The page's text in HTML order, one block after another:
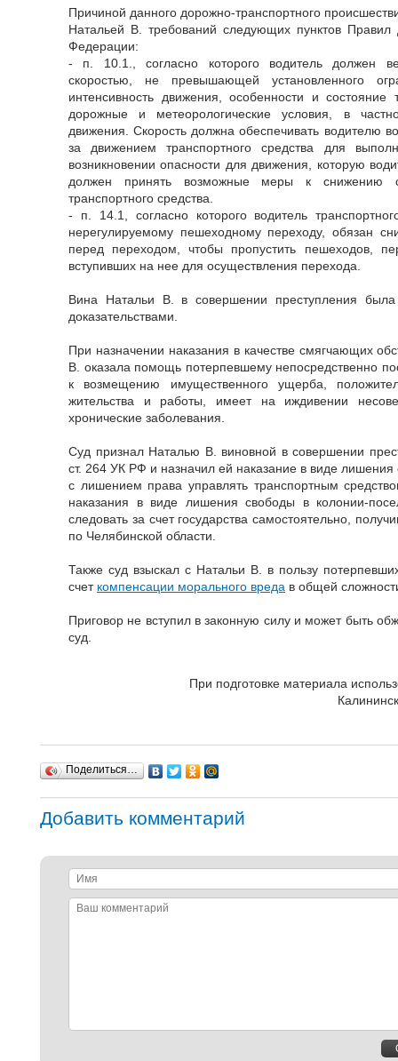
Причиной данного дорожно-транспортного
Натальей В. требований следующих пунктов Правил
Федерации:
- п. 10.1., согласно которого водитель должен
скоростью, не превышающей установленного
интенсивность движения, особенности и состояние
дорожные и метеорологические условия, в
движения. Скорость должна обеспечивать водителю
за движением транспортного средства для
возникновении опасности для движения, которую
должен принять возможные меры к снижению
транспортного средства.
- п. 14.1, согласно которого водитель
нерегулируемому пешеходному переходу, обязан
перед переходом, чтобы пропустить пешеходов,
вступивших на нее для осуществления перехода.
Вина Натальи В. в совершении преступления
доказательствами.
При назначении наказания в качестве смягчающих
В. оказала помощь потерпевшему непосредственно
к возмещению имущественного ущерба,
жительства и работы, имеет на иждивении
хронические заболевания.
Суд признал Наталью В. виновной в совершении
ст. 264 УК РФ и назначил ей наказание в виде
с лишением права управлять транспортным
наказания в виде лишения свободы в колонии-
следовать за счет государства самостоятельно,
по Челябинской области.
Также суд взыскал с Натальи В. в пользу
счет компенсации морального вреда в общей
Приговор не вступил в законную силу и может быть
суд.
При подготовке материала
Поделиться…
Добавить комментарий
Имя
Ваш